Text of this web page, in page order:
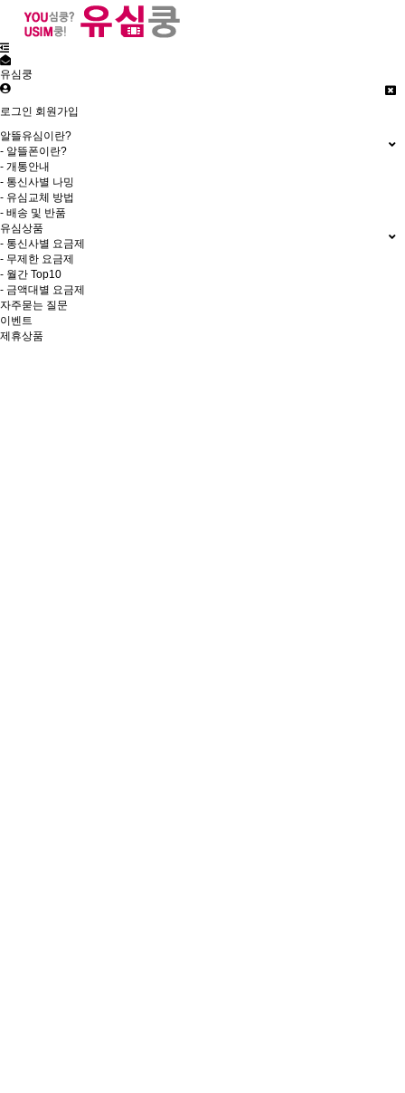
유심쿵
로그인 회원가입
알뜰유심이란?
- 알뜰폰이란?
- 개통안내
- 통신사별 나밍
- 유심교체 방법
- 배송 및 반품
유심상품
- 통신사별 요금제
- 무제한 요금제
- 월간 Top10
- 금액대별 요금제
자주묻는 질문
이벤트
제휴상품